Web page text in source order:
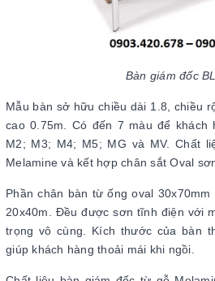
Bàn giám đốc
Mẫu bàn sở hữu chiều dài 1.8, chiều
cao 0.75m. Có đến 7 màu để khách
M2; M3; M4; M5; MG và MV. Chất
Melamine và kết hợp chân sắt Oval
Phần chân bàn từ ống oval
20x40m. Đều được sơn tĩnh điện với
trọng vô cùng. Kích thước của bàn
giúp khách hàng thoải mái khi ngồi.